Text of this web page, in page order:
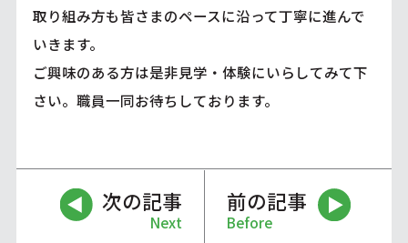
取り組み方も皆さまのペースに沿って丁寧に進んで
いきます。
ご興味のある方は是非見学・体験にいらしてみて下
さい。職員一同お待ちしております。
次の記事
Next
前の記事
Before